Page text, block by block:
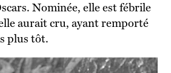
Nominée, elle est fébrile
aurait cru, ayant remporté
plus tôt.